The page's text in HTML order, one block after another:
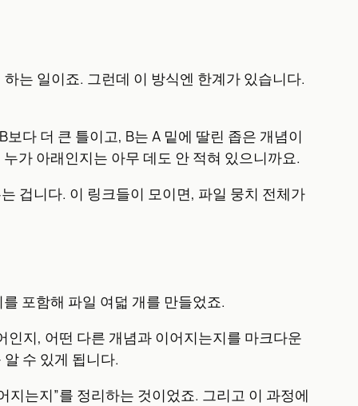
는 일이죠. 그런데 이 방식엔 한계가 있습니다.
다 더 큰 틀이고, B는 A 밑에 딸린 좁은 개념이
가 아래인지는 아무 데도 안 적혀 있으니까요.
겁니다. 이 링크들이 모이면, 파일 뭉치 전체가
포함해 파일 여덟 개를 만들었죠.
지, 어떤 다른 개념과 이어지는지를 마크다운
수 있게 됩니다.
는지”를 정리하는 것이었죠. 그리고 이 과정에